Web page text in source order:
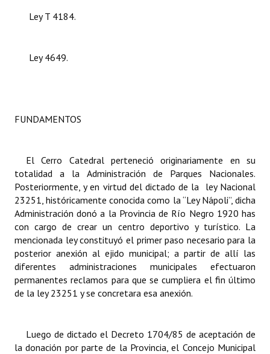
INSTITUCIONAL
Antiguos Pobladores
Datos Históricos
Audiencias Públicas - Registro
Mujeres que Dejaron Huellas - Registro
Periodistas Decanos - Registro
Ciudadano Ilustre - Registro
Banca del Vecino - Registro
Huéspedes de Honor - Registro
Reconocimientos - Registro
Ley T 4184.
Ley 4649.
FUNDAMENTOS
El Cerro Catedral perteneció originariamente en su
totalidad a la Administración de Parques Nacionales.
Posteriormente, y en virtud del dictado de la ley Nacional
23251, históricamente conocida como la “Ley Nápoli”, dicha
Administración donó a la Provincia de Río Negro 1920 has
con cargo de crear un centro deportivo y turístico. La
mencionada ley constituyó el primer paso necesario para la
posterior anexión al ejido municipal; a partir de allí las
diferentes administraciones municipales efectuaron
permanentes reclamos para que se cumpliera el fin último
de la ley 23251 y se concretara esa anexión.
Luego de dictado el Decreto 1704/85 de aceptación de
la donación por parte de la Provincia, el Concejo Municipal